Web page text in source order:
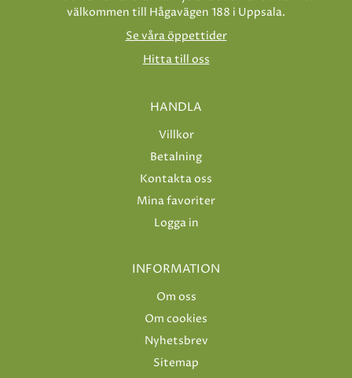
välkommen till Hågavägen 188 i Uppsala.
Se våra öppettider
Hitta till oss
HANDLA
Villkor
Betalning
Kontakta oss
Mina favoriter
Logga in
INFORMATION
Om oss
Om cookies
Nyhetsbrev
Sitemap